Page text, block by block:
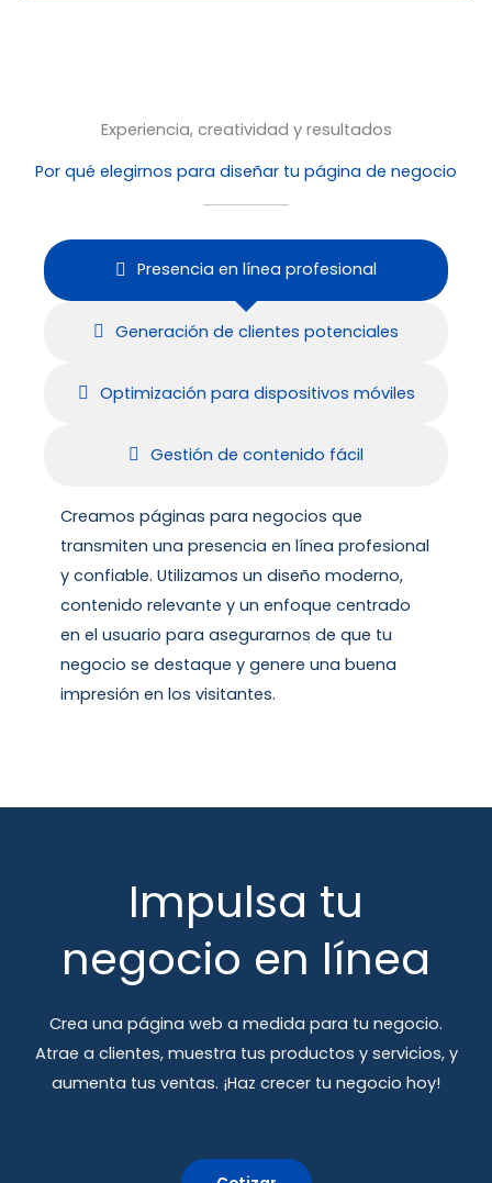
Experiencia, creatividad y resultados
Por qué elegirnos para diseñar tu página de negocio
Presencia en línea profesional
Generación de clientes potenciales
Optimización para dispositivos móviles
Gestión de contenido fácil
Creamos páginas para negocios que
transmiten una presencia en línea profesional
y confiable. Utilizamos un diseño moderno,
contenido relevante y un enfoque centrado
en el usuario para asegurarnos de que tu
negocio se destaque y genere una buena
impresión en los visitantes.
Impulsa tu
negocio en línea
Crea una página web a medida para tu negocio.
Atrae a clientes, muestra tus productos y servicios, y
aumenta tus ventas. ¡Haz crecer tu negocio hoy!